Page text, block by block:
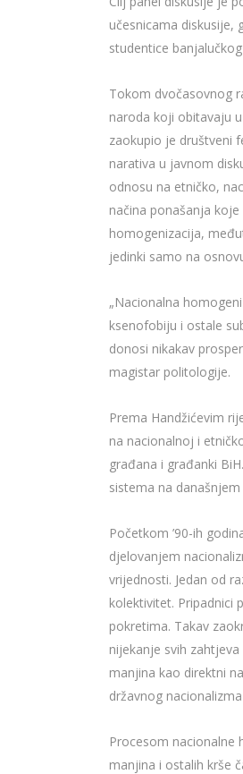
učesnicama diskusije,
studentice
Tokom dvočasovnog
naroda koji obitavaju
zaokupio je društveni
narativa u javnom
odnosu na etničko,
načina ponašanja
homogenizacija,
jedinki samo na
„Nacionalna
ksenofobiju i ostale
donosi nikakav
magistar politologije.
Prema Handžićevim
na nacionalnoj i
građana i građanki
sistema na današnjem
Početkom ’90-ih
djelovanjem
vrijednosti. Jedan od
kolektivitet. Pripadnici
pokretima. Takav
nijekanje svih
manjina kao direktni
državnog
Procesom nacionalne
manjina i ostalih krše